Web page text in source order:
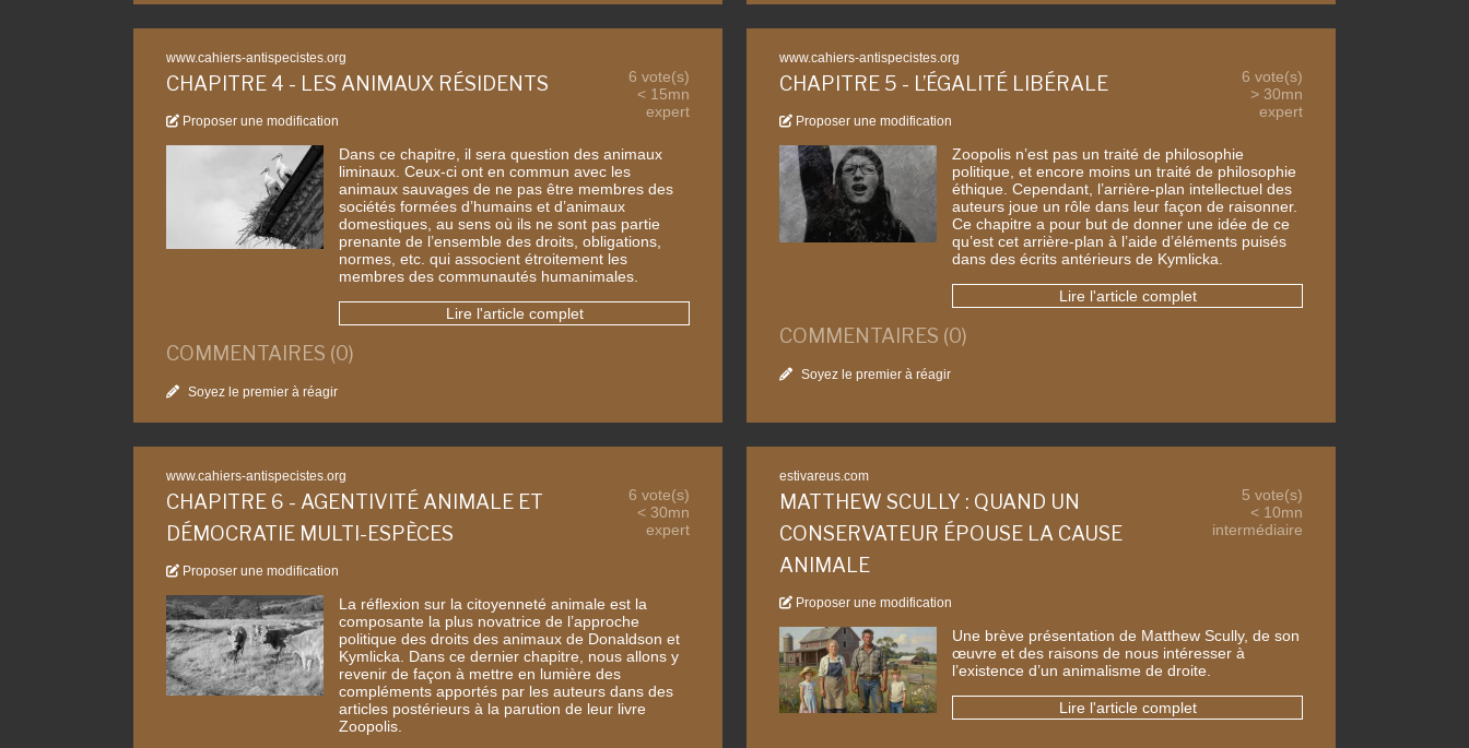
www.cahiers-antispecistes.org
CHAPITRE 4 - LES ANIMAUX RÉSIDENTS
Proposer une modification
6 vote(s)
< 15mn
expert
Dans ce chapitre, il sera question des animaux
liminaux. Ceux-ci ont en commun avec les
animaux sauvages de ne pas être membres des
sociétés formées d’humains et d’animaux
domestiques, au sens où ils ne sont pas partie
prenante de l’ensemble des droits, obligations,
normes, etc. qui associent étroitement les
membres des communautés humanimales.
Lire l'article complet
COMMENTAIRES (0)
Soyez le premier à réagir
www.cahiers-antispecistes.org
CHAPITRE 5 - L’ÉGALITÉ LIBÉRALE
Proposer une modification
6 vote(s)
> 30mn
expert
Zoopolis n’est pas un traité de philosophie
politique, et encore moins un traité de philosophie
éthique. Cependant, l’arrière-plan intellectuel des
auteurs joue un rôle dans leur façon de raisonner.
Ce chapitre a pour but de donner une idée de ce
qu’est cet arrière-plan à l’aide d’éléments puisés
dans des écrits antérieurs de Kymlicka.
Lire l'article complet
COMMENTAIRES (0)
Soyez le premier à réagir
www.cahiers-antispecistes.org
CHAPITRE 6 - AGENTIVITÉ ANIMALE ET
DÉMOCRATIE MULTI-ESPÈCES
Proposer une modification
6 vote(s)
< 30mn
expert
La réflexion sur la citoyenneté animale est la
composante la plus novatrice de l’approche
politique des droits des animaux de Donaldson et
Kymlicka. Dans ce dernier chapitre, nous allons y
revenir de façon à mettre en lumière des
compléments apportés par les auteurs dans des
articles postérieurs à la parution de leur livre
Zoopolis.
estivareus.com
MATTHEW SCULLY : QUAND UN
CONSERVATEUR ÉPOUSE LA CAUSE
ANIMALE
Proposer une modification
5 vote(s)
< 10mn
intermédiaire
Une brève présentation de Matthew Scully, de son
œuvre et des raisons de nous intéresser à
l’existence d’un animalisme de droite.
Lire l'article complet